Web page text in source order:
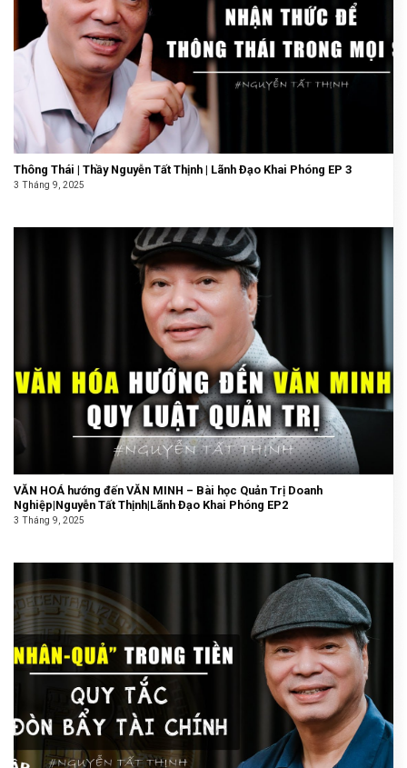
Thông Thái | Thầy Nguyễn Tất Thịnh | Lãnh Đạo Khai Phóng EP 3
3 Tháng 9, 2025
VĂN HOÁ hướng đến VĂN MINH – Bài học Quản Trị Doanh
Nghiệp|Nguyễn Tất Thịnh|Lãnh Đạo Khai Phóng EP2
3 Tháng 9, 2025